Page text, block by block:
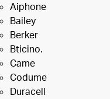
Aiphone
Bailey
Berker
Bticino.
Came
Codume
Duracell